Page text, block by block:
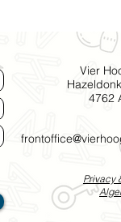
Vier
4762
frontoffice@vierh
Privacy